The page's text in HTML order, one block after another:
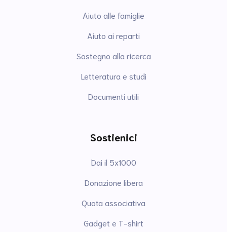
Aiuto alle famiglie
Aiuto ai reparti
Sostegno alla ricerca
Letteratura e studi
Documenti utili
Sostienici
Dai il 5x1000
Donazione libera
Quota associativa
Gadget e T-shirt